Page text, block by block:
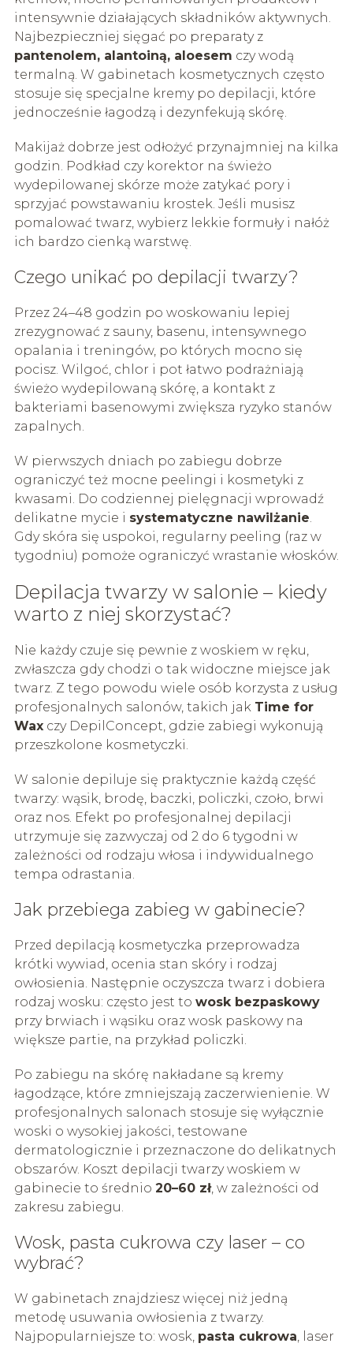
intensywnie działających składników aktywnych.
Najbezpieczniej sięgać po preparaty z
pantenolem, alantoiną, aloesem czy wodą
termalną. W gabinetach kosmetycznych często
stosuje się specjalne kremy po depilacji, które
jednocześnie łagodzą i dezynfekują skórę.
Makijaż dobrze jest odłożyć przynajmniej na kilka
godzin. Podkład czy korektor na świeżo
wydepilowanej skórze może zatykać pory i
sprzyjać powstawaniu krostek. Jeśli musisz
pomalować twarz, wybierz lekkie formuły i nałóż
ich bardzo cienką warstwę.
Czego unikać po depilacji twarzy?
Przez 24–48 godzin po woskowaniu lepiej
zrezygnować z sauny, basenu, intensywnego
opalania i treningów, po których mocno się
pocisz. Wilgoć, chlor i pot łatwo podrażniają
świeżo wydepilowaną skórę, a kontakt z
bakteriami basenowymi zwiększa ryzyko stanów
zapalnych.
W pierwszych dniach po zabiegu dobrze
ograniczyć też mocne peelingi i kosmetyki z
kwasami. Do codziennej pielęgnacji wprowadź
delikatne mycie i systematyczne nawilżanie.
Gdy skóra się uspokoi, regularny peeling (raz w
tygodniu) pomoże ograniczyć wrastanie włosków.
Depilacja twarzy w salonie – kiedy
warto z niej skorzystać?
Nie każdy czuje się pewnie z woskiem w ręku,
zwłaszcza gdy chodzi o tak widoczne miejsce jak
twarz. Z tego powodu wiele osób korzysta z usług
profesjonalnych salonów, takich jak Time for
Waxczy DepilConcept, gdzie zabiegi wykonują
przeszkolone kosmetyczki.
W salonie depiluje się praktycznie każdą część
twarzy: wąsik, brodę, baczki, policzki, czoło, brwi
oraz nos. Efekt po profesjonalnej depilacji
utrzymuje się zazwyczaj od 2 do 6 tygodni w
zależności od rodzaju włosa i indywidualnego
tempa odrastania.
Jak przebiega zabieg w gabinecie?
Przed depilacją kosmetyczka przeprowadza
krótki wywiad, ocenia stan skóry i rodzaj
owłosienia. Następnie oczyszcza twarz i dobiera
rodzaj wosku: często jest to wosk bezpaskowy
przy brwiach i wąsiku oraz wosk paskowy na
większe partie, na przykład policzki.
Po zabiegu na skórę nakładane są kremy
łagodzące, które zmniejszają zaczerwienienie. W
profesjonalnych salonach stosuje się wyłącznie
woski o wysokiej jakości, testowane
dermatologicznie i przeznaczone do delikatnych
obszarów. Koszt depilacji twarzy woskiem w
gabinecie to średnio 20–60 zł, w zależności od
zakresu zabiegu.
Wosk, pasta cukrowa czy laser – co
wybrać?
W gabinetach znajdziesz więcej niż jedną
metodę usuwania owłosienia z twarzy.
Najpopularniejsze to: wosk, pasta cukrowa, laser